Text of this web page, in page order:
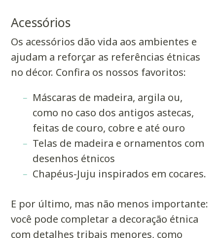
Acessórios
Os acessórios dão vida aos ambientes e
ajudam a reforçar as referências étnicas
no décor. Confira os nossos favoritos:
Máscaras de madeira, argila ou,
como no caso dos antigos astecas,
feitas de couro, cobre e até ouro
Telas de madeira e ornamentos com
desenhos étnicos
Chapéus-Juju inspirados em cocares.
E por último, mas não menos importante:
você pode completar a decoração étnica
com detalhes tribais menores, como